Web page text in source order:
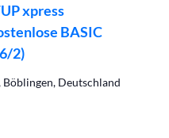
xpress
BASIC
2)
Böblingen, Deutschland